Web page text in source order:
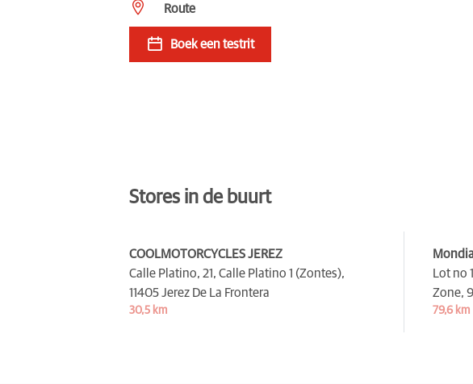
Route
Boek een testrit
Stores in de buurt
COOLMOTORCYCLES JEREZ
Calle Platino, 21, Calle Platino 1 (Zontes),
11405 Jerez De La Frontera
30,5 km
Lot no
Zone,
79,6 km